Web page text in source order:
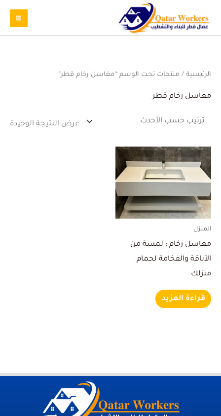
الرئيسية / منتجات تحت الوسم “مغاسل رخام قطر”
مغاسل رخام قطر
عرض النتيجة الوحيدة
المنزل
مغاسل رخام : لمسة من
الأناقة والفخامة لحمام
منزلك
قراءة المزيد